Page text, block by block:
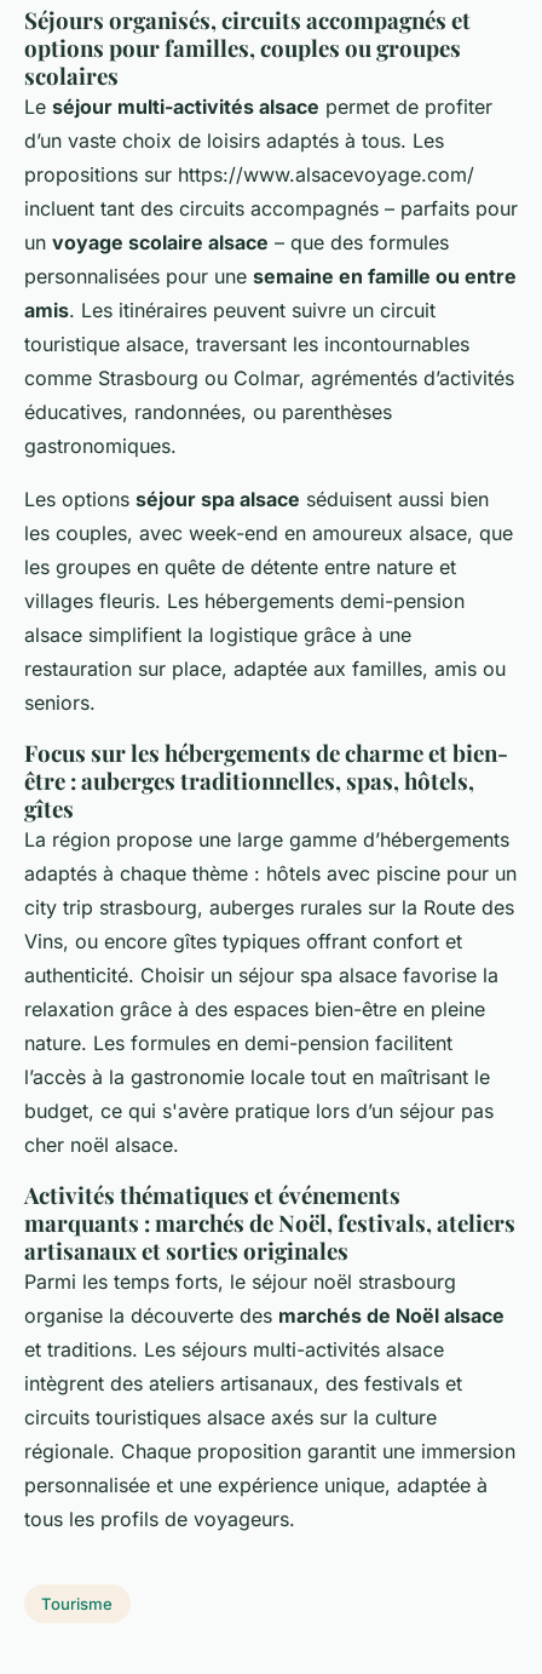
Séjours organisés, circuits accompagnés et
options pour familles, couples ou groupes
scolaires
Le séjour multi-activités alsace permet de profiter
d’un vaste choix de loisirs adaptés à tous. Les
propositions sur https://www.alsacevoyage.com/
incluent tant des circuits accompagnés – parfaits pour
un voyage scolaire alsace – que des formules
personnalisées pour une semaine en famille ou entre
amis. Les itinéraires peuvent suivre un circuit
touristique alsace, traversant les incontournables
comme Strasbourg ou Colmar, agrémentés d’activités
éducatives, randonnées, ou parenthèses
gastronomiques.
Les options séjour spa alsace séduisent aussi bien
les couples, avec week-end en amoureux alsace, que
les groupes en quête de détente entre nature et
villages fleuris. Les hébergements demi-pension
alsace simplifient la logistique grâce à une
restauration sur place, adaptée aux familles, amis ou
seniors.
Focus sur les hébergements de charme et bien-
être : auberges traditionnelles, spas, hôtels,
gîtes
La région propose une large gamme d’hébergements
adaptés à chaque thème : hôtels avec piscine pour un
city trip strasbourg, auberges rurales sur la Route des
Vins, ou encore gîtes typiques offrant confort et
authenticité. Choisir un séjour spa alsace favorise la
relaxation grâce à des espaces bien-être en pleine
nature. Les formules en demi-pension facilitent
l’accès à la gastronomie locale tout en maîtrisant le
budget, ce qui s'avère pratique lors d’un séjour pas
cher noël alsace.
Activités thématiques et événements
marquants : marchés de Noël, festivals, ateliers
artisanaux et sorties originales
Parmi les temps forts, le séjour noël strasbourg
organise la découverte des marchés de Noël alsace
et traditions. Les séjours multi-activités alsace
intègrent des ateliers artisanaux, des festivals et
circuits touristiques alsace axés sur la culture
régionale. Chaque proposition garantit une immersion
personnalisée et une expérience unique, adaptée à
tous les profils de voyageurs.
Tourisme